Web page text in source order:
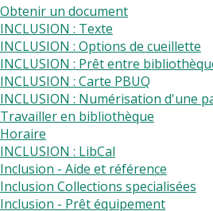
Obtenir un document
INCLUSION : Texte
INCLUSION : Options de cueillette
INCLUSION : Prêt entre
INCLUSION : Carte PBUQ
INCLUSION : Numérisation d'une
Travailler en bibliothèque
Horaire
INCLUSION : LibCal
Inclusion - Aide et référence
Inclusion Collections specialisées
Inclusion - Prêt équipement